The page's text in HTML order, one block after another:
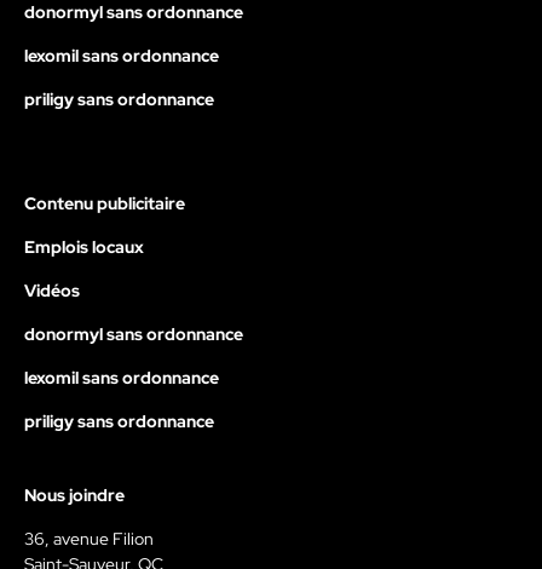
donormyl sans ordonnance
lexomil sans ordonnance
priligy sans ordonnance
Contenu publicitaire
Emplois locaux
Vidéos
donormyl sans ordonnance
lexomil sans ordonnance
priligy sans ordonnance
Nous joindre
36, avenue Filion
Saint-Sauveur, QC